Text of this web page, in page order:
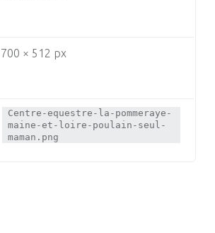
700 × 512 px
Centre-equestre-la-pommeraye-
maine-et-loire-poulain-seul-
maman.png